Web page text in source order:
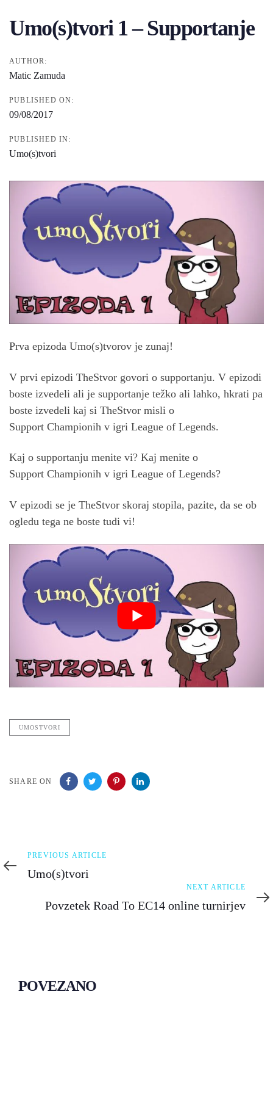
Umo(s)tvori 1 – Supportanje
AUTHOR:
Matic Zamuda
PUBLISHED ON:
09/08/2017
PUBLISHED IN:
Umo(s)tvori
Prva epizoda Umo(s)tvorov je zunaj!
V prvi epizodi TheStvor govori o supportanju. V epizodi
boste izvedeli ali je supportanje težko ali lahko, hkrati pa
boste izvedeli kaj si TheStvor misli o
Support Championih v igri League of Legends.
Kaj o supportanju menite vi? Kaj menite o
Support Championih v igri League of Legends?
V epizodi se je TheStvor skoraj stopila, pazite, da se ob
ogledu tega ne boste tudi vi!
UMOSTVORI
SHARE ON
Previous
Article
PREVIOUS ARTICLE
Umo(s)tvori
Article
NEXT ARTICLE
Povzetek Road To EC14 online turnirjev
POVEZANO